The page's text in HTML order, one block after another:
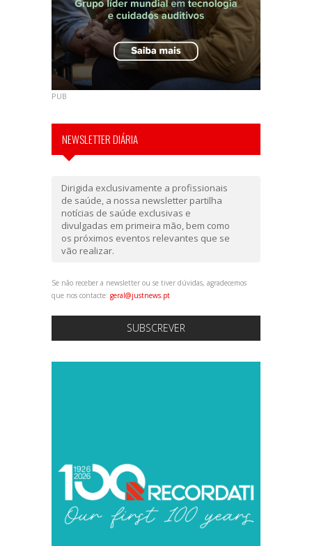
PUB
NEWSLETTER DIÁRIA
Dirigida exclusivamente a profissionais
de saúde, a nossa newsletter partilha
notícias de saúde exclusivas e
divulgadas em primeira mão, bem como
os próximos eventos relevantes que se
vão realizar.
Se não receber a newsletter ou se tiver dúvidas, agradecemos
que nos contacte: geral@justnews.pt
SUBSCREVER